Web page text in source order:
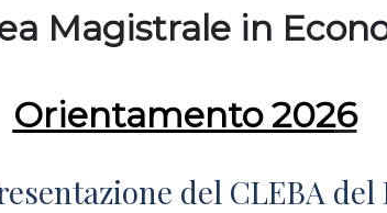
Magistrale in
Orientamento 2026
del CLEBA